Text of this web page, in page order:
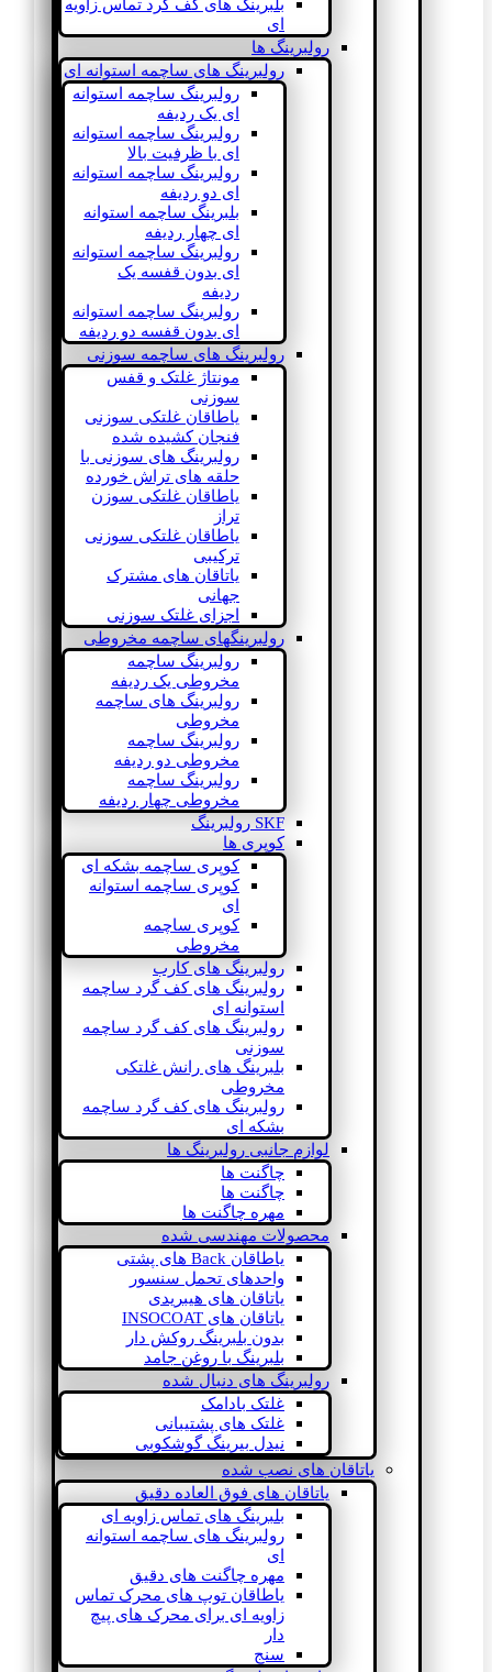
بلبرینگ های کف گرد تماس زاویه
ای
رولبرینگ ها
رولبرینگ های ساچمه استوانه ای
رولبرینگ ساچمه استوانه
ای یک ردیفه
رولبرینگ ساچمه استوانه
ای با ظرفیت بالا
رولبرینگ ساچمه استوانه
ای دو ردیفه
بلبرینگ ساچمه استوانه
ای چهار ردیفه
رولبرینگ ساچمه استوانه
ای بدون قفسه یک
ردیفه
رولبرینگ ساچمه استوانه
ای بدون قفسه دو ردیفه
رولبرینگ های ساچمه سوزنی
مونتاژ غلتک و قفس
سوزنی
یاطاقان غلتکی سوزنی
فنجان کشیده شده
رولبرینگ های سوزنی با
حلقه های تراش خورده
یاطاقان غلتکی سوزن
تراز
یاطاقان غلتکی سوزنی
ترکیبی
یاتاقان های مشترک
جهانی
اجزای غلتک سوزنی
رولبرینگهای ساچمه مخروطی
رولبرینگ ساچمه
مخروطی یک ردیفه
رولبرینگ های ساچمه
مخروطی
رولبرینگ ساچمه
مخروطی دو ردیفه
رولبرینگ ساچمه
مخروطی چهار ردیفه
SKF رولبرینگ
کوپری ها
کوپری ساچمه بشکه ای
کوپری ساچمه استوانه
ای
کوپری ساچمه
مخروطی
رولبرینگ های کارب
رولبرینگ های کف گرد ساچمه
استوانه ای
رولبرینگ های کف گرد ساچمه
سوزنی
بلبرینگ های رانش غلتکی
مخروطی
رولبرینگ های کف گرد ساچمه
بشکه ای
لوازم جانبی رولبرینگ ها
چاگنت ها
چاگنت ها
مهره چاگنت ها
محصولات مهندسی شده
یاطاقان Back های پشتی
واحدهای تحمل سنسور
یاتاقان های هیبریدی
یاتاقان های INSOCOAT
بدون بلبرینگ روکش دار
بلبرینگ با روغن جامد
رولبرینگ های دنبال شده
غلتک بادامک
غلتک های پشتیبانی
نیدل بیرینگ گوشکوبی
یاتاقان های نصب شده
یاتاقان های فوق العاده دقیق
بلبرینگ های تماس زاویه ای
رولبرینگ های ساچمه استوانه
ای
مهره چاگنت های دقیق
یاطاقان توپ های محرک تماس
زاویه ای برای محرک های پیچ
دار
سنج